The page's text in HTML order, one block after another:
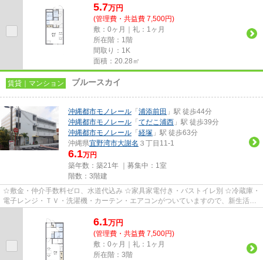
5.7万円
(管理費・共益費 7,500円)
敷：0ヶ月｜礼：1ヶ月
所在階：1階
間取り：1K
面積：20.28㎡
賃貸｜マンション ブルースカイ
沖縄都市モノレール 「 浦添前田 」駅 徒歩44分
沖縄都市モノレール 「 てだこ浦西 」駅 徒歩39分
沖縄都市モノレール 「 経塚 」駅 徒歩63分
沖縄県宜野湾市大謝名 ３丁目11-1
6.1万円
築年数：築21年 ｜募集中： 1室
階数：3階建
☆敷金・仲介手数料ゼロ、水道代込み ☆家具家電付き・バストイレ別 ☆冷蔵庫・
電子レンジ・ＴＶ・洗濯機・カーテン・エアコンがついていますので、新生活が
6.1万円
(管理費・共益費 7,500円)
敷：0ヶ月｜礼：1ヶ月
所在階：3階